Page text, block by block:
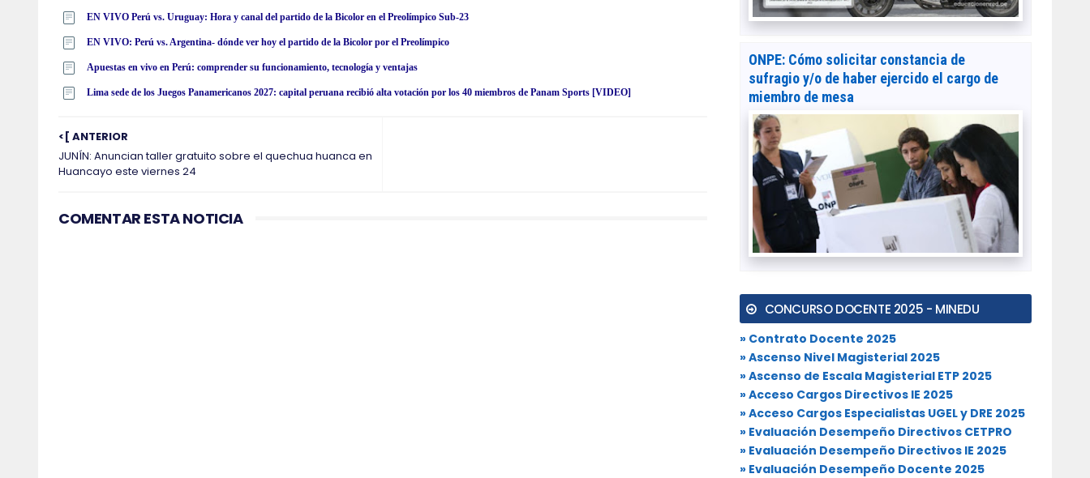
EN VIVO Perú vs. Uruguay: Hora y canal del partido de la Bicolor en el Preolímpico Sub-23
EN VIVO: Perú vs. Argentina- dónde ver hoy el partido de la Bicolor por el Preolímpico
Apuestas en vivo en Perú: comprender su funcionamiento, tecnología y ventajas
Lima sede de los Juegos Panamericanos 2027: capital peruana recibió alta votación por los 40 miembros de Panam Sports [VIDEO]
<[ ANTERIOR
JUNÍN: Anuncian taller gratuito sobre el quechua huanca en
Huancayo este viernes 24
COMENTAR ESTA NOTICIA
ONPE: Cómo solicitar constancia de
sufragio y/o de haber ejercido el cargo de
miembro de mesa
CONCURSO DOCENTE 2025 - MINEDU
» Contrato Docente 2025
» Ascenso Nivel Magisterial 2025
» Ascenso de Escala Magisterial ETP 2025
» Acceso Cargos Directivos IE 2025
» Acceso Cargos Especialistas UGEL y DRE 2025
» Evaluación Desempeño Directivos CETPRO
» Evaluación Desempeño Directivos IE 2025
» Evaluación Desempeño Docente 2025